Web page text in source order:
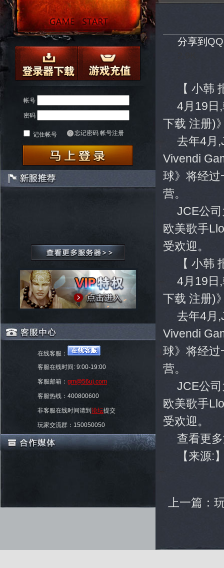
帐号
密码
记住帐号 忘记密码 帐号注册
在线客服：
客服在线时间: 9:00-19:00
客服邮箱： gm@56uj.com
客服热线：400800600
非客服在线时间请到 论坛提交
玩家交流群：150050050
分享到
【 小韩
4月19日
下载 注册)
去年4月
Vivendi
球》将经
营。
JCE公
欧美歌手
受欢迎。
【 小韩
4月19日
下载 注册)
去年4月
Vivendi
球》将经
营。
JCE公
欧美歌手
受欢迎。
查看更
【来源:
上一篇：